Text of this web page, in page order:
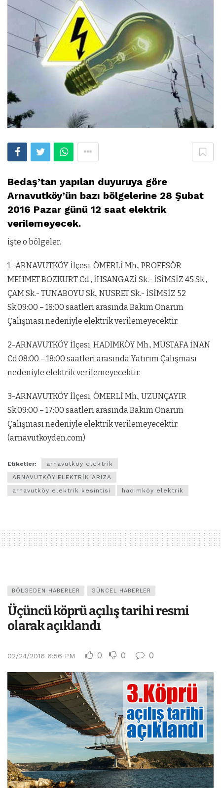
Bedaş’tan yapılan duyuruya göre
Arnavutköy’ün bazı bölgelerine 28 Şubat
2016 Pazar günü 12 saat elektrik
verilemeyecek.
işte o bölgeler.
1- ARNAVUTKÖY İlçesi, ÖMERLİ Mh., PROFESÖR
MEHMET BOZKURT Cd., İHSANGAZİ Sk.- İSİMSİZ 45 Sk.,
ÇAM Sk.- TUNABOYU Sk., NUSRET Sk.- İSİMSİZ 52
Sk.09:00 – 18:00 saatleri arasında Bakım Onarım
Çalışması nedeniyle elektrik verilemeyecektir.
2-ARNAVUTKÖY İlçesi, HADIMKÖY Mh., MUSTAFA İNAN
Cd.08:00 – 18:00 saatleri arasında Yatırım Çalışması
nedeniyle elektrik verilemeyecektir.
3-ARNAVUTKÖY İlçesi, ÖMERLİ Mh., UZUNÇAYIR
Sk.09:00 – 17:00 saatleri arasında Bakım Onarım
Çalışması nedeniyle elektrik verilemeyecektir.
(arnavutkoyden.com)
Etiketler:
arnavutköy elektrik
ARNAVUTKÖY ELEKTRİK ARIZA
arnavutköy elektrik kesintisi
hadımköy elektrik
BÖLGEDEN HABERLER GÜNCEL HABERLER
Üçüncü köprü açılış tarihi resmi
olarak açıklandı
02/24/2016 6:56 PM 0 0 0